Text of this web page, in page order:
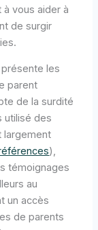
vous aider à
de surgir
les
parent
de la surdité
utilisé des
largement
),
témoignages
au
un accès
de parents